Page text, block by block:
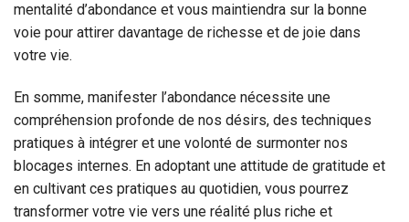
mentalité d’abondance et vous maintiendra sur la bonne
voie pour attirer davantage de richesse et de joie dans
votre vie.
En somme, manifester l’abondance nécessite une
compréhension profonde de nos désirs, des techniques
pratiques à intégrer et une volonté de surmonter nos
blocages internes. En adoptant une attitude de gratitude et
en cultivant ces pratiques au quotidien, vous pourrez
transformer votre vie vers une réalité plus riche et